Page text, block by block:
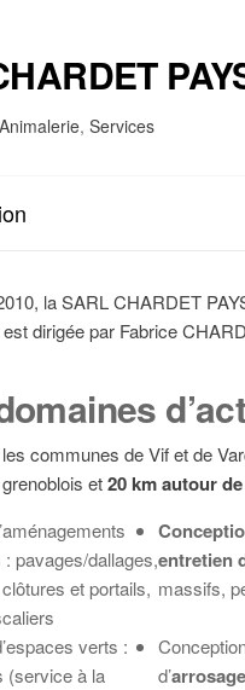
, Services
la SARL CHARDET
dirigée par Fabrice
communes de Vif et de
et20 km autour
pavages/dallages,
et portails,
entretien
massifs,
verts :
(service à la
d’